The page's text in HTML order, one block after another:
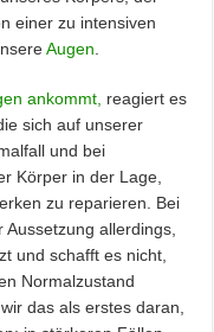
einer zu intensiven
Augen
ankommt, reagiert es
sich auf unserer
und bei
Körper in der Lage,
zu reparieren. Bei
allerdings,
und schafft es nicht,
Normalzustand
das als erstes daran,